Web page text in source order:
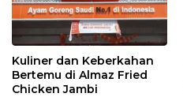
Kuliner dan Keberkahan
Bertemu di Almaz Fried
Chicken Jambi